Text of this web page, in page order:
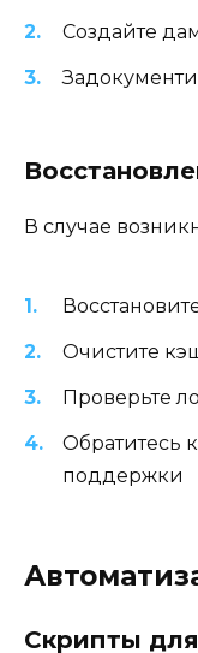
Создайте
В случае
Очистите
Проверьте
Обратитесь
поддержки
Скрипты